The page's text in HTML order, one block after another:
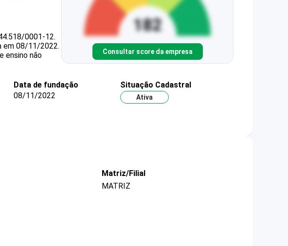
0001-12.
em 08/11/2022.
ensino não
Consultar score da empresa
Data de fundação
08/11/2022
Situação Cadastral
Ativa
Matriz/Filial
MATRIZ